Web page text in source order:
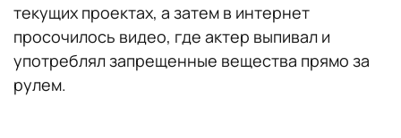
текущих проектах, а затем в интернет
просочилось видео, где актер выпивал и
употреблял запрещенные вещества прямо за
рулем.